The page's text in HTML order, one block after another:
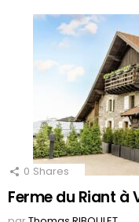
0 Shares
Ferme du Riant à